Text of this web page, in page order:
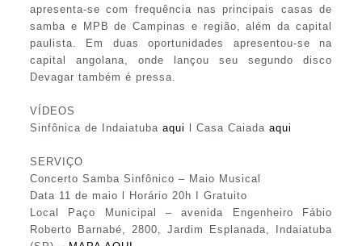
apresenta-se com frequência nas principais casas de
samba e MPB de Campinas e região, além da capital
paulista. Em duas oportunidades apresentou-se na
capital angolana, onde lançou seu segundo disco
Devagar também é pressa.
VÍDEOS
Sinfônica de Indaiatuba aqui l Casa Caiada aqui
SERVIÇO
Concerto Samba Sinfônico – Maio Musical
Data 11 de maio l Horário 20h I Gratuito
Local Paço Municipal – avenida Engenheiro Fábio
Roberto Barnabé, 2800, Jardim Esplanada, Indaiatuba